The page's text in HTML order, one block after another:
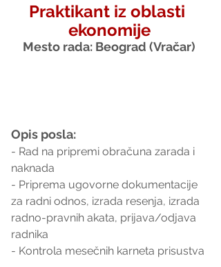
Praktikant iz oblasti
ekonomije
Mesto rada: Beograd (Vračar)
Opis posla:
- Rad na pripremi obračuna zarada i
naknada
- Priprema ugovorne dokumentacije
za radni odnos, izrada resenja, izrada
radno-pravnih akata, prijava/odjava
radnika
- Kontrola mesečnih karneta prisustva